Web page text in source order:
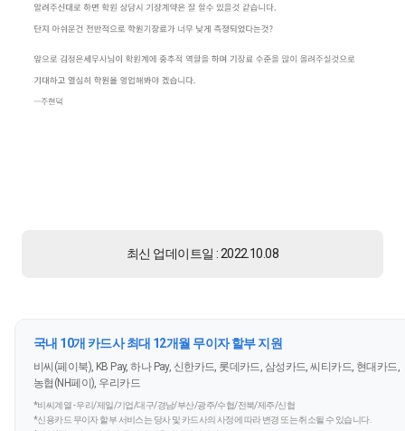
최신 업데이트일 : 2022.10.08
국내 10개 카드사 최대 12개월 무이자 할부 지원
비씨(페이북), KB Pay, 하나 Pay, 신한카드, 롯데카드, 삼성카드, 씨티카드, 현대카드,
농협(NH페이), 우리카드
*비씨계열 - 우리/제일/기업/대구/경남/부산/광주/수협/전북/제주/신협
*신용카드 무이자 할부 서비스는 당사 및 카드사의 사정에 따라 변경 또는 취소될 수 있습니다.